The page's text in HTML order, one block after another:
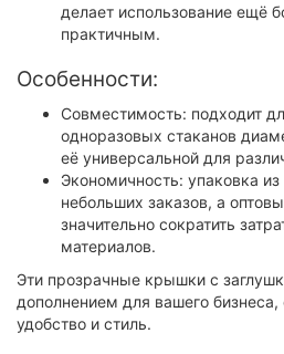
делает использование ещё
практичным.
Особенности:
Совместимость: подходит
одноразовых стаканов
её универсальной для
Экономичность: упаковка
небольших заказов, а
значительно сократить
материалов​.
Эти прозрачные крышки с
дополнением для вашего бизнеса,
удобство и стиль.